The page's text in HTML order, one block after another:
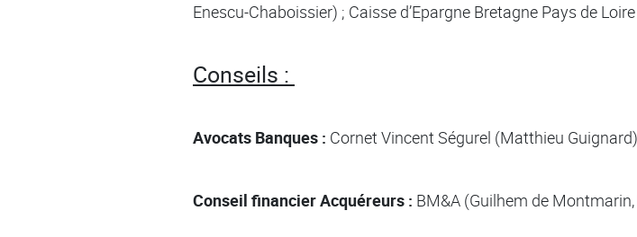
Enescu-Chaboissier) ; Caisse d’Epargne Bretagne Pays de
Conseils :
Avocats Banques : Cornet Vincent Ségurel (Matthieu Guignard)
Conseil financier Acquéreurs : BM&A (Guilhem de